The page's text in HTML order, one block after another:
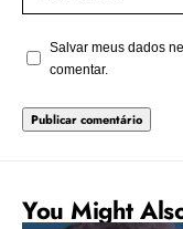
Salvar meus dados
comentar.
You Might